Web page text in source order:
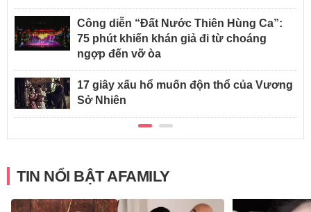
Công diễn “Đất Nước Thiên Hùng Ca”:
75 phút khiến khán giả đi từ choáng
ngợp đến vỡ òa
17 giây xấu hổ muốn độn thổ của Vương
Sở Nhiên
TIN NỔI BẬT AFAMILY